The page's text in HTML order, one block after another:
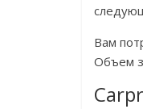
Вам
Объем